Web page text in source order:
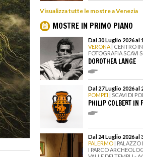
Visualizza tutte le mostre a Venezia
MOSTRE IN PRIMO PIANO
Dal 30 Luglio 2026 al
VERONA | CENTRO
FOTOGRAFIA SCAVI
DOROTHEA LANGE
Dal 27 Luglio 2026 al
POMPEI | SCAVI DI
PHILIP COLBERT IN
Dal 24 Luglio 2026 al
PALERMO | PALAZZO
I PARCO